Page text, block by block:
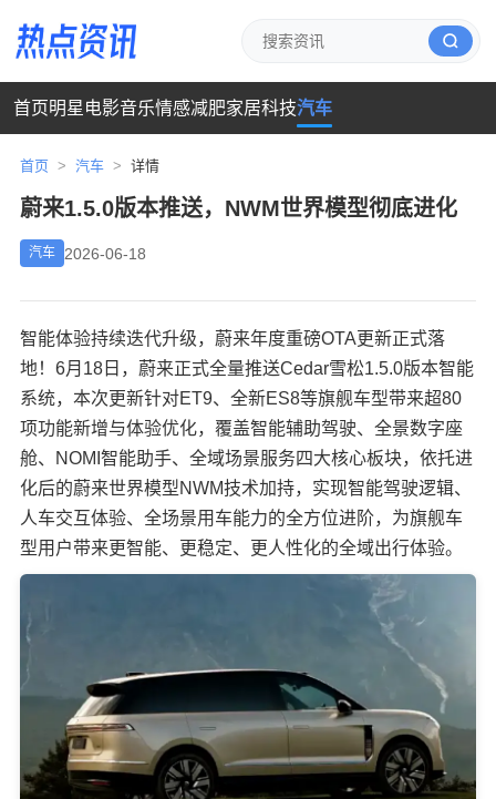
首页明星 电影音乐情感减肥家居科技汽车
首页 > 汽车 > 详情
蔚来1.5.0版本推送，NWM世界模型彻底进化
汽车 2026-06-18
智能体验持续迭代升级，蔚来年度重磅OTA更新正式落
地！6月18日，蔚来正式全量推送Cedar雪松1.5.0版本智能
系统，本次更新针对ET9、全新ES8等旗舰车型带来超80
项功能新增与体验优化，覆盖智能辅助驾驶、全景数字座
舱、NOMI智能助手、全域场景服务四大核心板块，依托进
化后的蔚来世界模型NWM技术加持，实现智能驾驶逻辑、
人车交互体验、全场景用车能力的全方位进阶，为旗舰车
型用户带来更智能、更稳定、更人性化的全域出行体验。